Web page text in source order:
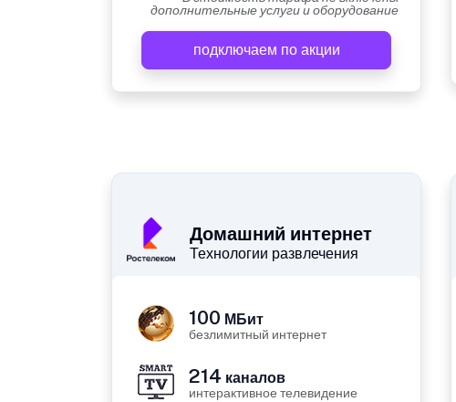
дополнительные услуги и оборудование
подключаем по акции
Домашний интернет
Технологии развлечения
100 МБит
безлимитный интернет
214 каналов
интерактивное телевидение